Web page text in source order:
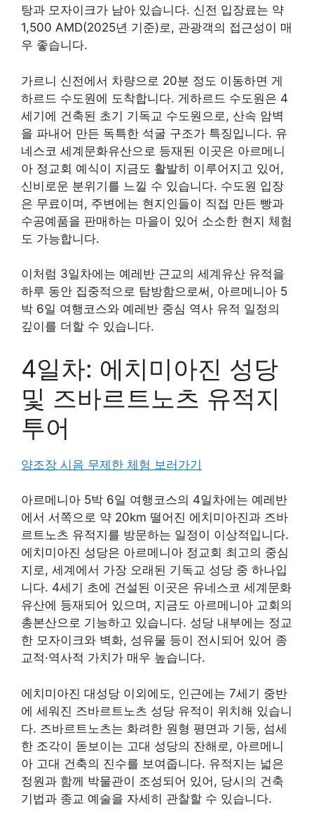
탕과 모자이크가 남아 있습니다. 신전 입장료는 약
1,500 AMD(2025년 기준)로, 관광객의 접근성이 매
우 좋습니다.
가르니 신전에서 차량으로 20분 정도 이동하면 게
하르드 수도원에 도착합니다. 게하르드 수도원은 4
세기에 건축된 초기 기독교 수도원으로, 산속 암벽
을 파내어 만든 독특한 석굴 구조가 특징입니다. 유
네스코 세계문화유산으로 등재된 이곳은 아르메니
아 정교회 예식이 지금도 활발히 이루어지고 있어,
신비로운 분위기를 느낄 수 있습니다. 수도원 입장
은 무료이며, 주변에는 현지인들이 직접 만든 빵과
수공예품을 판매하는 마을이 있어 소소한 현지 체험
도 가능합니다.
이처럼 3일차에는 예레반 근교의 세계유산 유적을
하루 동안 집중적으로 탐방함으로써, 아르메니아 5
박 6일 여행코스와 예레반 중심 역사 유적 일정의
깊이를 더할 수 있습니다.
4일차: 에치미아진 성당
및 즈바르트노츠 유적지
투어
양조장 시음 무제한 체험 보러가기
아르메니아 5박 6일 여행코스의 4일차에는 예레반
에서 서쪽으로 약 20km 떨어진 에치미아진과 즈바
르트노츠 유적지를 방문하는 일정이 이상적입니다.
에치미아진 성당은 아르메니아 정교회 최고의 중심
지로, 세계에서 가장 오래된 기독교 성당 중 하나입
니다. 4세기 초에 건설된 이곳은 유네스코 세계문화
유산에 등재되어 있으며, 지금도 아르메니아 교회의
총본산으로 기능하고 있습니다. 성당 내부에는 정교
한 모자이크와 벽화, 성유물 등이 전시되어 있어 종
교적·역사적 가치가 매우 높습니다.
에치미아진 대성당 이외에도, 인근에는 7세기 중반
에 세워진 즈바르트노츠 성당 유적이 위치해 있습니
다. 즈바르트노츠는 화려한 원형 평면과 기둥, 섬세
한 조각이 돋보이는 고대 성당의 잔해로, 아르메니
아 고대 건축의 진수를 보여줍니다. 유적지는 넓은
정원과 함께 박물관이 조성되어 있어, 당시의 건축
기법과 종교 예술을 자세히 관찰할 수 있습니다.